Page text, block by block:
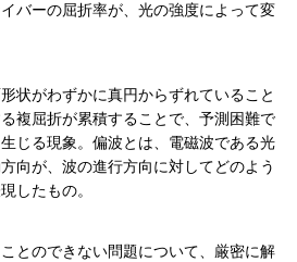
バーの屈折率が、光の強度によって変
状がわずかに真円からずれていること
複屈折が累積することで、予測困難で
じる現象。偏波とは、電磁波である光
向が、波の進行方向に対してどのよう
したもの。
とのできない問題について、厳密に解